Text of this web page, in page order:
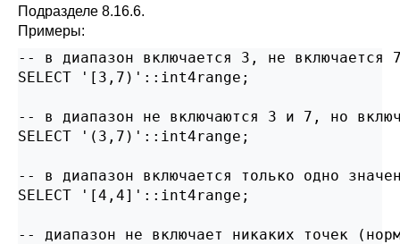
Подразделе 8.16.6.
Примеры:
-- в диапазон включается 3, не включается
SELECT '[3,7)'::int4range;
-- в диапазон не включаются 3 и 7, но
SELECT '(3,7)'::int4range;
-- в диапазон включается только одно
SELECT '[4,4]'::int4range;
-- диапазон не включает никаких точек